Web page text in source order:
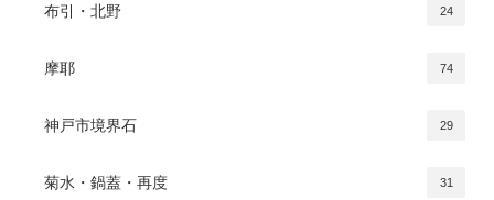
布引・北野 24
摩耶 74
神戸市境界石 29
菊水・鍋蓋・再度 31